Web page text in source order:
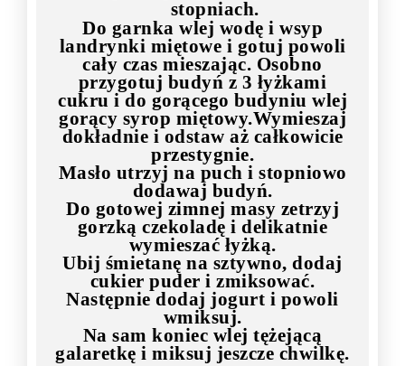
stopniach.
Do garnka wlej wodę i wsyp
landrynki miętowe i gotuj powoli
cały czas mieszając. Osobno
przygotuj budyń z 3 łyżkami
cukru i do gorącego budyniu wlej
gorący syrop miętowy.Wymieszaj
dokładnie i odstaw aż całkowicie
przestygnie.
Masło utrzyj na puch i stopniowo
dodawaj budyń.
Do gotowej zimnej masy zetrzyj
gorzką czekoladę i delikatnie
wymieszać łyżką.
Ubij śmietanę na sztywno, dodaj
cukier puder i zmiksować.
Następnie dodaj jogurt i powoli
wmiksuj.
Na sam koniec wlej tężejącą
galaretkę i miksuj jeszcze chwilkę.